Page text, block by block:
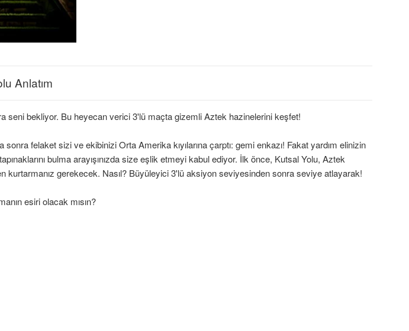
Anlatım
seni bekliyor. Bu heyecan verici 3'lü maçta gizemli Aztek hazinelerini keşfet!
felaket sizi ve ekibinizi Orta Amerika kıyılarına çarptı: gemi enkazı! Fakat yardım elinizin
bulma arayışınızda size eşlik etmeyi kabul ediyor. İlk önce, Kutsal Yolu, Aztek
kurtarmanız gerekecek. Nasıl? Büyüleyici 3'lü aksiyon seviyesinden sonra seviye atlayarak!
esiri olacak mısın?